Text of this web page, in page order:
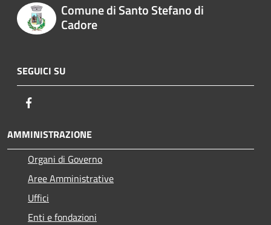
Comune di Santo Stefano di
Cadore
SEGUICI SU
AMMINISTRAZIONE
Organi di Governo
Aree Amministrative
Uffici
Enti e fondazioni